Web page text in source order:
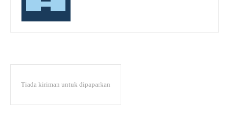
Tiada kiriman untuk dipaparkan